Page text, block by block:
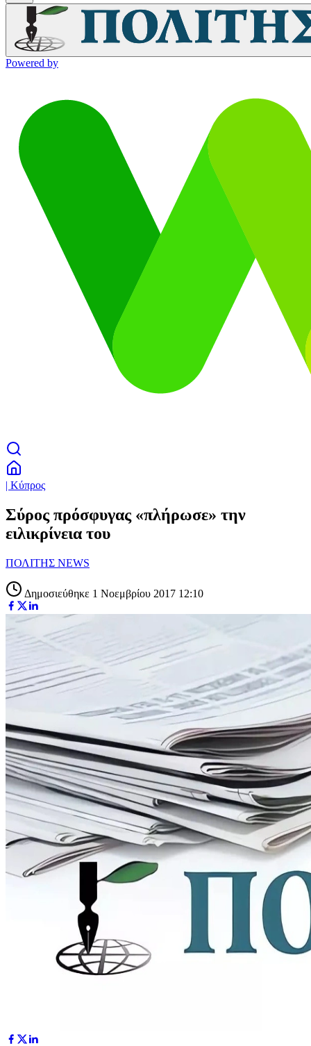
Powered by
| Κύπρος
Σύρος πρόσφυγας «πλήρωσε» την
ειλικρίνεια του
ΠΟΛΙΤΗΣ NEWS
Δημοσιεύθηκε 1 Νοεμβρίου 2017 12:10